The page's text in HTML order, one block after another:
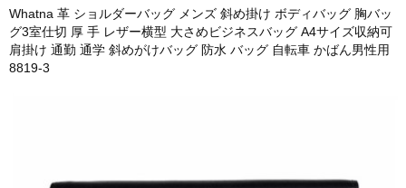
Whatna 革 ショルダーバッグ メンズ 斜め掛け ボディバッグ 胸バッ
グ3室仕切 厚 手 レザー横型 大さめビジネスバッグ A4サイズ収納可
肩掛け 通勤 通学 斜めがけバッグ 防水 バッグ 自転車 かばん男性用
8819-3